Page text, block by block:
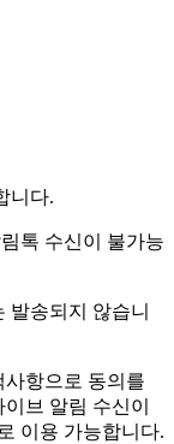
니다.
톡 수신이 불가능
송되지 않습니
항으로 동의를
브 알림 수신이
이용 가능합니다.